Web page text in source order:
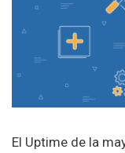
El Uptime de la